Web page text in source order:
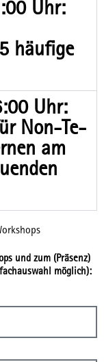
Uhr:
häufige
Uhr:
Non-Te­
am
und zum (Präsenz)
möglich):